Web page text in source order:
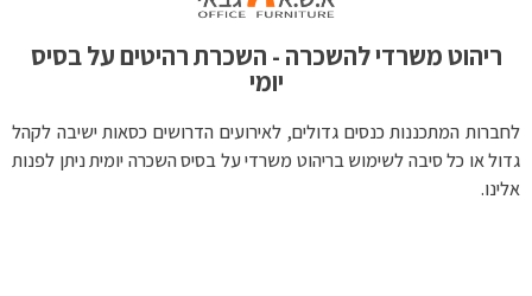
ריהוט משרדי להשכרה - השכרת רהיטים על בסיס
יומי
לחברות המתכננות כנסים גדולים, לאירועים הדרושים כסאות ישיבה לקהל
גדול או כל סיבה לשימוש בריהוט משרדי על בסיס השכרה יומית ניתן לפנות
אלינו.